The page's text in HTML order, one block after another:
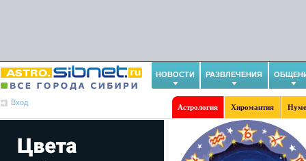
НОВОСТИ РАЗВЛЕЧЕНИЯ
Вход
Астрология Хиромантия